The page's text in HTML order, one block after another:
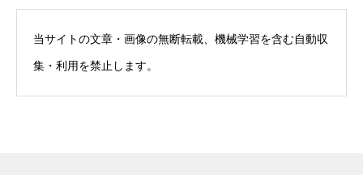
当サイトの文章・画像の無断転載、機械学習を含む自動収
集・利用を禁止します。